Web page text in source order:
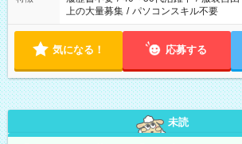
上の大量募集 / パソコンスキル不要
気になる！ 応募する
未読